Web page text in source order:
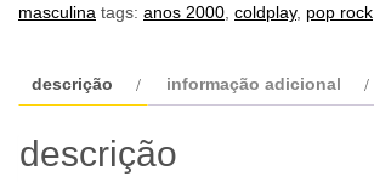
masculina tags: anos 2000 coldplay, pop rock
descrição informação adicional
descrição